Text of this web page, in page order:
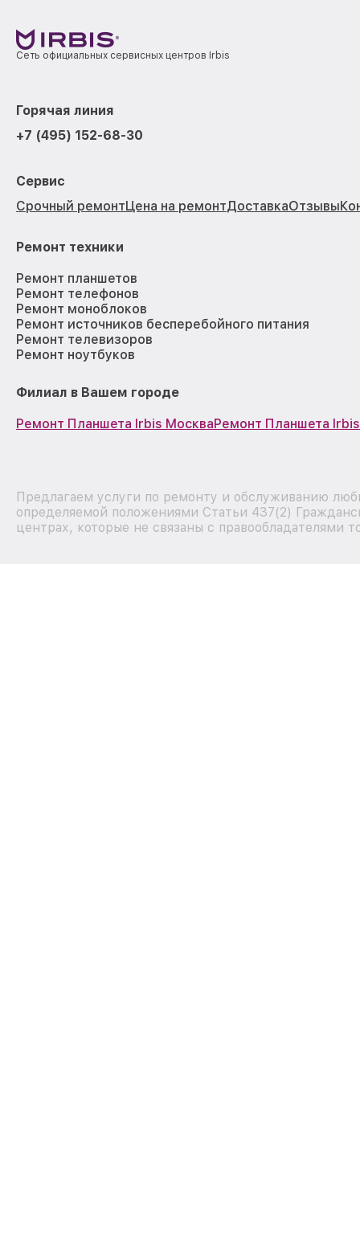
Сеть официальных сервисных центров Irbis
Горячая линия
+7 (495) 152-68-30
Сервис
Срочный ремонтЦена на ремонтДоставкаОтзывы
Ремонт техники
Ремонт планшетов
Ремонт телефонов
Ремонт моноблоков
Ремонт источников бесперебойного питания
Ремонт телевизоров
Ремонт ноутбуков
Филиал в Вашем городе
Ремонт Планшета Irbis МоскваРемонт Планшета
Предлагаем услуги по ремонту и обслуживанию
определяемой положениями Статьи 437(2)
центрах, которые не связаны с правообладателями